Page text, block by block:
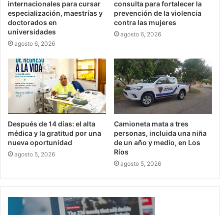
internacionales para cursar
especialización, maestrías y
doctorados en
universidades
agosto 6, 2026
consulta para fortalecer la
prevención de la violencia
contra las mujeres
agosto 6, 2026
Después de 14 días: el alta
médica y la gratitud por una
nueva oportunidad
agosto 5, 2026
Camioneta mata a tres
personas, incluida una niña
de un año y medio, en Los
Ríos
agosto 5, 2026